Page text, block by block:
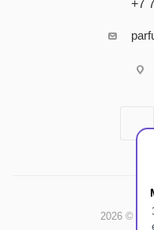
+7
2026 ©